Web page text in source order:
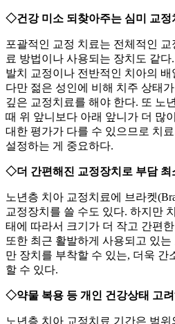
◇건강 미소 되찾아주는 심미 교정
포괄적인 교정 치료는 전체적인 교
료 방법이나 사용되는 장치도 같
발치 교정이나 전반적인 치아의
다만 젊은 성인에 비해 치주 상태
깊은 교정치료를 해야 한다. 또 노
때 위 앞니보다 아래 앞니가 더 많
대한 평가가 다를 수 있으므로 치
설정하는 게 중요하다.
◇더 간편해진 교정장치로 부담 최
노년층 치아 교정치료에 브라켓
교정장치를 쓸 수도 있다. 하지만
태에 따라서 크기가 더 작고 간편
또한 최근 활발하게 사용되고 있는
만 장치를 부착할 수 있는, 더욱 간
할 수 있다.
◇약물 복용 등 개인 건강상태 고
노년층 치아 교정치료 기간은 범